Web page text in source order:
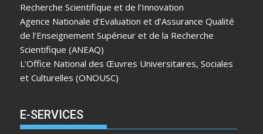
Recherche Scientifique et de l’Innovation
Agence Nationale d’Evaluation et d’Assurance Qualité
de l’Enseignement Supérieur et de la Recherche
Scientifique (ANEAQ)
L’Office National des Œuvres Universitaires, Sociales
et Culturelles (ONOUSC)
E-SERVICES